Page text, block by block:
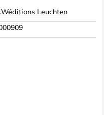
Leuchten